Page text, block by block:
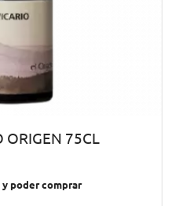
ORIGEN 75CL
poder comprar